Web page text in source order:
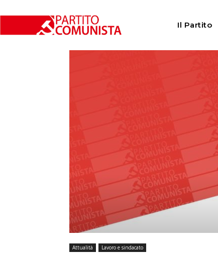
Il Partito
Attualità Lavoro e sindacato